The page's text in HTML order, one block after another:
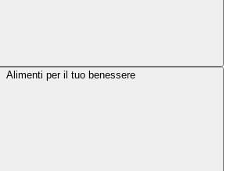
Alimenti per il tuo benessere